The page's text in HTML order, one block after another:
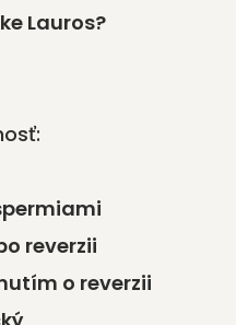
Lauros?
reverzii
o reverzii